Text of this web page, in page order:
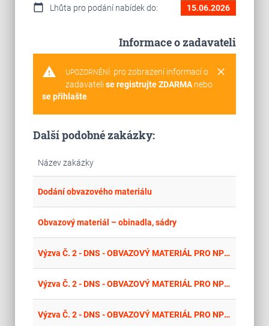
calendar_today Lhůta pro podání nabídek do: 15.06.2026
Informace o zadavateli
warning clear
UPOZORNĚNÍ: pro zobrazení informací o
zadavateli se registrujte ZDARMAnebo
se přihlašte.
Další podobné zakázky:
Název zakázky
Dodání obvazového materiálu
Obvazový materiál – obinadla, sádry
Výzva Č. 2 - DNS - OBVAZOVÝ MATERIÁL PRO NPK - KATEGORIE 13 – SÍŤOVÉ TUBULÁRNÍ OBVAZY - BEZEŠVÉ, VYSOCE ELASTICKÉ S VELKÝMI OKY PRIMÁRNĚ URČENÉ K RYCHLÉ FIXACI KRYTÍ RAN NA JAKÉMKOLI MÍSTĚ TĚLA
Výzva Č. 2 - DNS - OBVAZOVÝ MATERIÁL PRO NPK - KATEGORIE 11 - OBINADLA HYDROFILNÍ
Výzva Č. 2 - DNS - OBVAZOVÝ MATERIÁL PRO NPK - KATEGORIE 10 – KOMPRESIVNÍ OBINADLA